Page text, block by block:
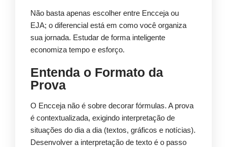
Não basta apenas escolher entre Encceja ou
EJA; o diferencial está em como você organiza
sua jornada. Estudar de forma inteligente
economiza tempo e esforço.
Entenda o Formato da
Prova
O Encceja não é sobre decorar fórmulas. A prova
é contextualizada, exigindo interpretação de
situações do dia a dia (textos, gráficos e notícias).
Desenvolver a interpretação de texto é o passo